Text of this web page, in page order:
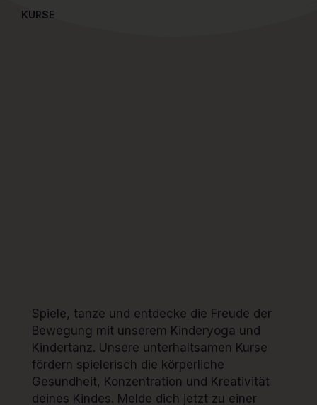
KURSE
Spiele, tanze und entdecke die Freude der
Bewegung mit unserem Kinderyoga und
Kindertanz. Unsere unterhaltsamen Kurse
fördern spielerisch die körperliche
Gesundheit, Konzentration und Kreativität
deines Kindes. Melde dich jetzt zu einer